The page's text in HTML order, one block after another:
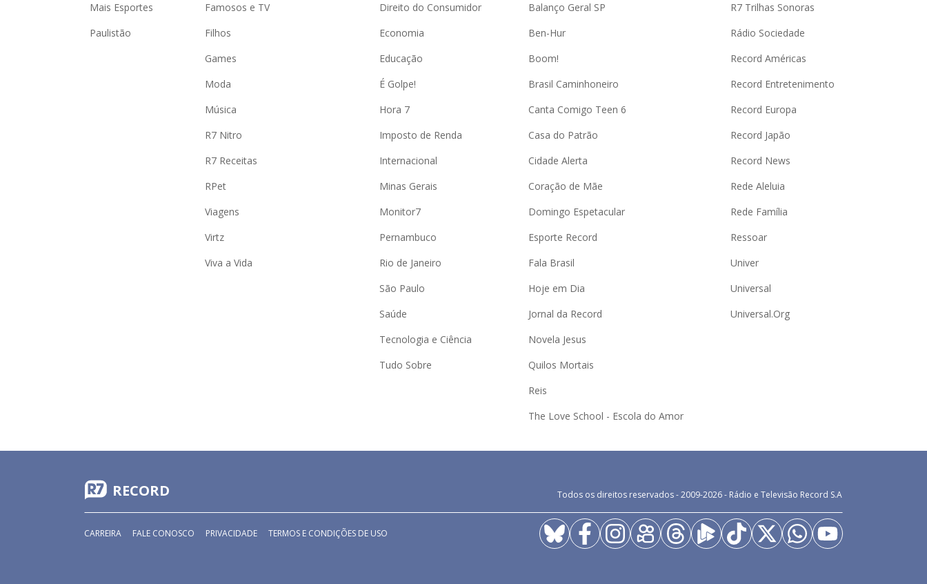
Mais Esportes
Paulistão
Famosos e TV
Filhos
Games
Moda
Música
R7 Nitro
R7 Receitas
RPet
Viagens
Virtz
Viva a Vida
Direito do Consumidor
Economia
Educação
É Golpe!
Hora 7
Imposto de Renda
Internacional
Minas Gerais
Monitor7
Pernambuco
Rio de Janeiro
São Paulo
Saúde
Tecnologia e Ciência
Tudo Sobre
Balanço Geral SP
Ben-Hur
Boom!
Brasil Caminhoneiro
Canta Comigo Teen 6
Casa do Patrão
Cidade Alerta
Coração de Mãe
Domingo Espetacular
Esporte Record
Fala Brasil
Hoje em Dia
Jornal da Record
Novela Jesus
Quilos Mortais
Reis
The Love School - Escola do Amor
R7 Trilhas Sonoras
Rádio Sociedade
Record Américas
Record Entretenimento
Record Europa
Record Japão
Record News
Rede Aleluia
Rede Família
Ressoar
Univer
Universal
Universal.Org
RECORD Todos os direitos reservados - 2009-2026- Rádio e Televisão Record S.A
CARREIRA FALE CONOSCO PRIVACIDADE TERMOS E CONDIÇÕES DE USO